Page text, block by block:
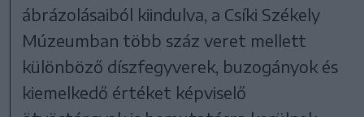
ábrázolásaiból kiindulva, a Csíki Székely
Múzeumban több száz veret mellett
különböző díszfegyverek, buzogányok és
kiemelkedő értéket képviselő